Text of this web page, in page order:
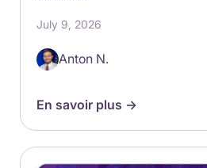
July 9, 2026
Anton N.
En savoir plus ->